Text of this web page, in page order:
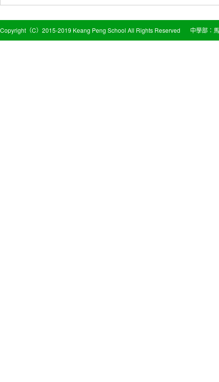
Copyright（C）2015-2019 Keang Peng School All Rights Reserved 中學部：